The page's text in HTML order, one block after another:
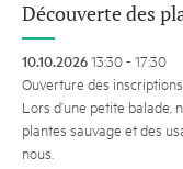
Découverte des
10.10.202613:30 - 17:30
Ouverture des
Lors d’une petite balade,
plantes sauvage et des
nous.